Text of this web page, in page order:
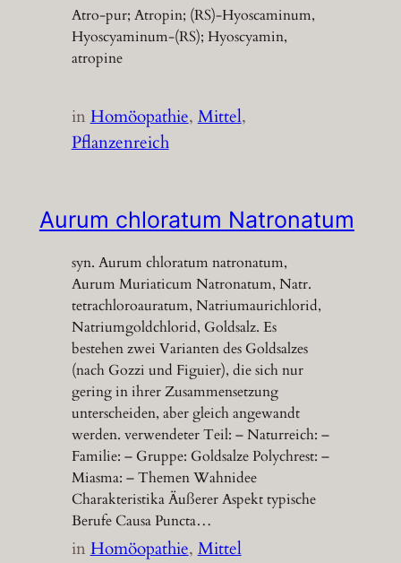
Atro-pur; Atropin; (RS)-Hyoscaminum,
Hyoscyaminum-(RS); Hyoscyamin,
atropine
inHomöopathie, Mittel
Pflanzenreich
Aurum chloratum Natronatum
syn. Aurum chloratum natronatum,
Aurum Muriaticum Natronatum, Natr.
tetrachloroauratum, Natriumaurichlorid,
Natriumgoldchlorid, Goldsalz. Es
bestehen zwei Varianten des Goldsalzes
(nach Gozzi und Figuier), die sich nur
gering in ihrer Zusammensetzung
unterscheiden, aber gleich angewandt
werden. verwendeter Teil: – Naturreich: –
Familie: – Gruppe: Goldsalze Polychrest: –
Miasma: – Themen Wahnidee
Charakteristika Äußerer Aspekt typische
Berufe Causa Puncta…
inHomöopathie, Mittel